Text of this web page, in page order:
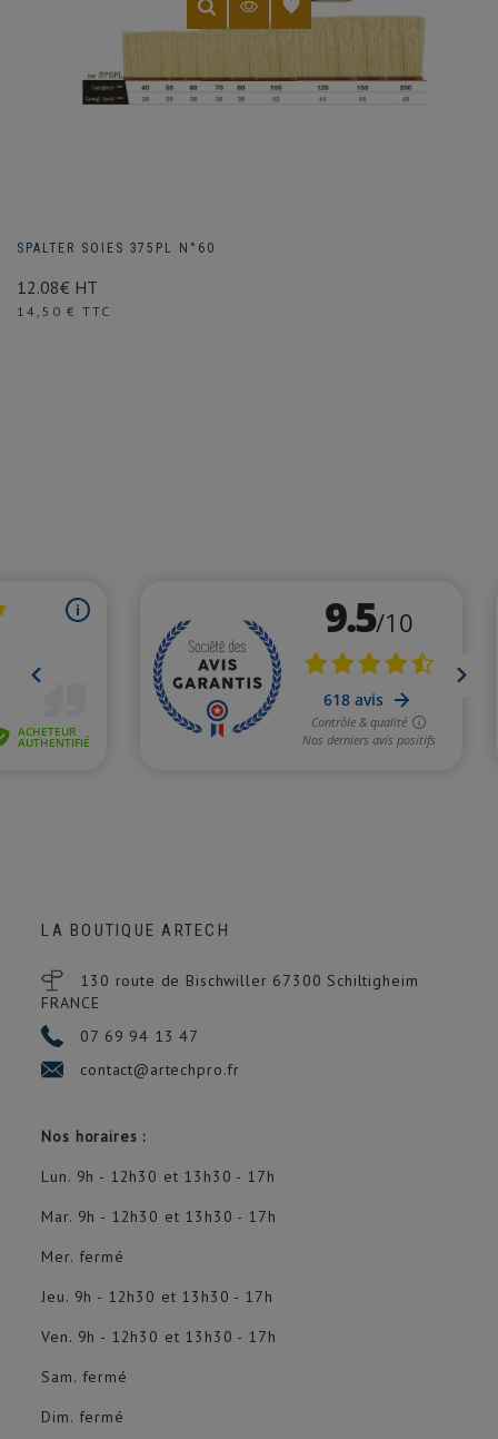
SPALTER SOIES 375PL N°60
12.08€ HT
Prix
14,50 € TTC
LA BOUTIQUE ARTECH
130 route de Bischwiller 67300 Schiltigheim
FRANCE
07 69 94 13 47
contact@artechpro.fr
Nos horaires :
Lun. 9h - 12h30 et 13h30 - 17h
Mar. 9h - 12h30 et 13h30 - 17h
Mer. fermé
Jeu. 9h - 12h30 et 13h30 - 17h
Ven. 9h - 12h30 et 13h30 - 17h
Sam. fermé
Dim. fermé